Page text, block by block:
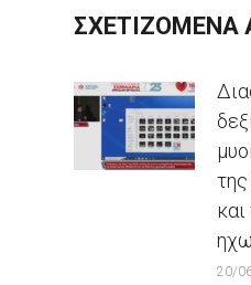
ΣΧΕΤΙΖΟΜΕΝΑ
της
και
20/